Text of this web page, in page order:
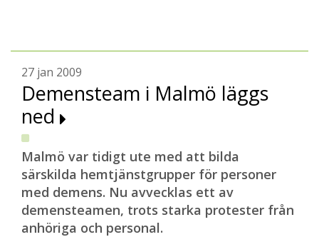
27 jan 2009
Demensteam i Malmö läggs
ned
Malmö var tidigt ute med att bilda
särskilda hemtjänstgrupper för personer
med demens. Nu avvecklas ett av
demensteamen, trots starka protester från
anhöriga och personal.